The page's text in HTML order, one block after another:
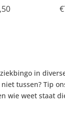
Prijsklasse:
€
in
tussen? Tip
wie weet staat